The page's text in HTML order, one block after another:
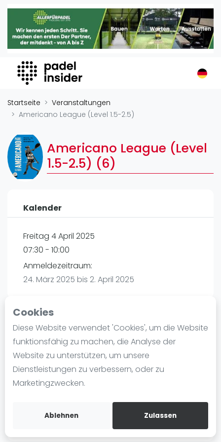
Cookies
Diese Website verwendet 'Cookies', um die Website
funktionsfähig zu machen, die Analyse der
Website zu unterstützen, um unsere
Dienstleistungen zu verbessern, oder zu
Marketingzwecken.
Ablehnen Zulassen
Padel Insider
Home
Organisationen
Buchungssysteme
Padel-Shops
Padel-Marken
Verschiedenes
Veranstaltungen
Playtomic
Ranking
Männer
Frauen
FIP Männer
Blog
Die Geschichte von Padel
Regeln und Punktzählung
Padel Schläge
Video
Startseite
Veranstaltungen
Americano League (Level 1.5-2.5)
Americano League (Level
1.5-2.5) (6)
Kalender
Freitag 4 April 2025
07:30 - 10:00
Anmeldezeitraum:
24. März 2025 bis 2. April 2025
Playtomic
Padel FC | Berlin
Köpenicker Chaussee 11-14
10317Berlin
playtomic.io